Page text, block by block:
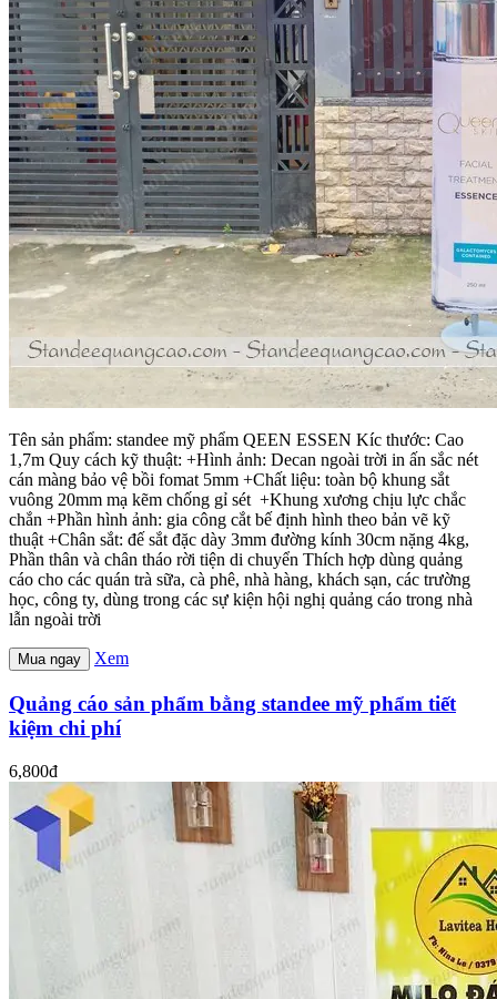
Tên sản phẩm: standee mỹ phẩm QEEN ESSEN Kíc thước: Cao
1,7m Quy cách kỹ thuật: +Hình ảnh: Decan ngoài trời in ấn sắc nét
cán màng bảo vệ bồi fomat 5mm +Chất liệu: toàn bộ khung sắt
vuông 20mm mạ kẽm chống gỉ sét +Khung xương chịu lực chắc
chắn +Phần hình ảnh: gia công cắt bế định hình theo bản vẽ kỹ
thuật +Chân sắt: đế sắt đặc dày 3mm đường kính 30cm nặng 4kg,
Phần thân và chân tháo rời tiện di chuyển Thích hợp dùng quảng
cáo cho các quán trà sữa, cà phê, nhà hàng, khách sạn, các trường
học, công ty, dùng trong các sự kiện hội nghị quảng cáo trong nhà
lẫn ngoài trời
Mua ngay Xem
Quảng cáo sản phẩm bằng standee mỹ phẩm tiết
kiệm chi phí
6,800đ